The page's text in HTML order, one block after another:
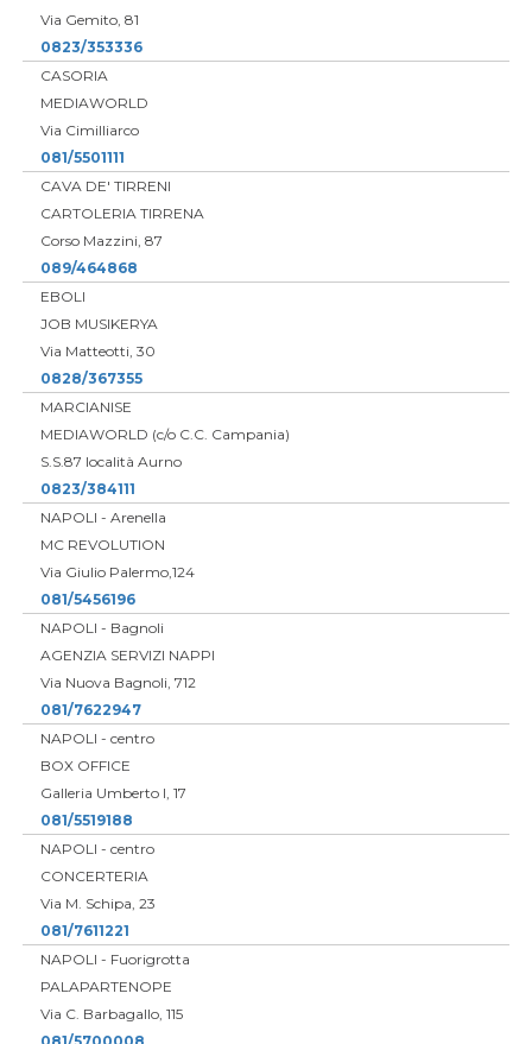
Via Gemito, 81
0823/353336
CASORIA
MEDIAWORLD
Via Cimilliarco
081/5501111
CAVA DE' TIRRENI
CARTOLERIA TIRRENA
Corso Mazzini, 87
089/464868
EBOLI
JOB MUSIKERYA
Via Matteotti, 30
0828/367355
MARCIANISE
MEDIAWORLD (c/o C.C. Campania)
S.S.87 località Aurno
0823/384111
NAPOLI - Arenella
MC REVOLUTION
Via Giulio Palermo,124
081/5456196
NAPOLI - Bagnoli
AGENZIA SERVIZI NAPPI
Via Nuova Bagnoli, 712
081/7622947
NAPOLI - centro
BOX OFFICE
Galleria Umberto I, 17
081/5519188
NAPOLI - centro
CONCERTERIA
Via M. Schipa, 23
081/7611221
NAPOLI - Fuorigrotta
PALAPARTENOPE
Via C. Barbagallo, 115